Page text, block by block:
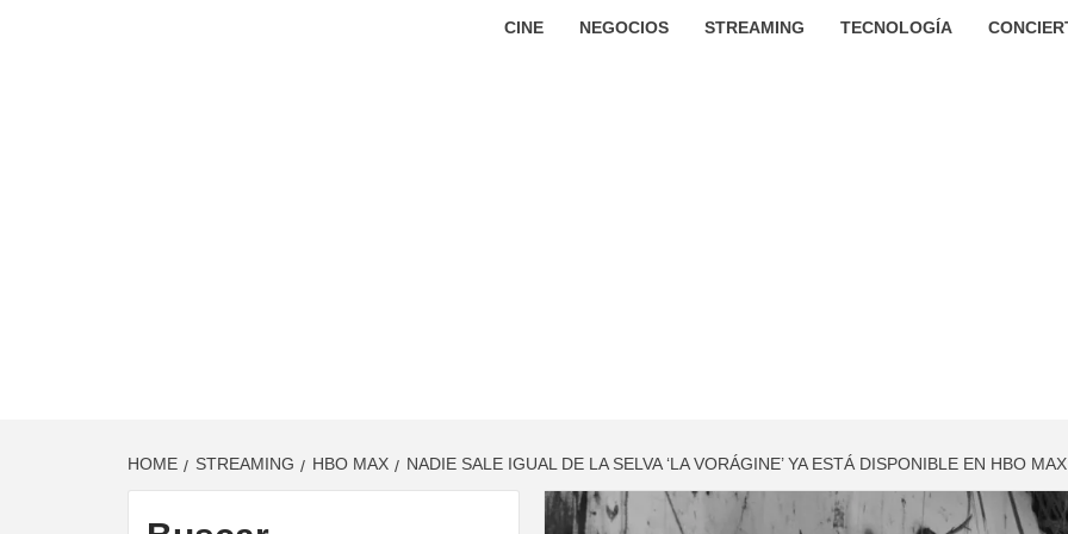
CINE NEGOCIOS STREAMING TECNOLOGÍA
HOME STREAMING HBO MAX NADIE SALE IGUAL DE LA SELVA ‘LA VORÁGINE’ YA ESTÁ DISPONIBLE EN HBO MAX